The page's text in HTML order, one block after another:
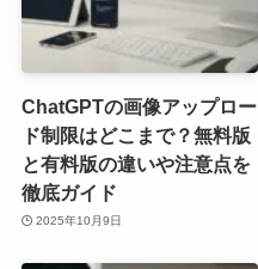
ChatGPTの画像アップロー
ド制限はどこまで？無料版
と有料版の違いや注意点を
徹底ガイド
2025年10月9日